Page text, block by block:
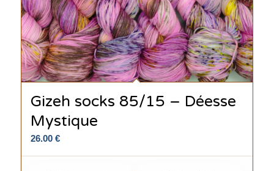
Gizeh socks 85/15 – Déesse
Mystique
26.00 €